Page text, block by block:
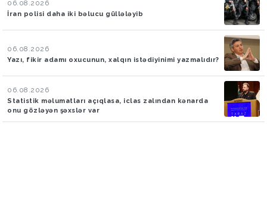
06.08.2026
İran polisi daha iki bəlucu güllələyib
06.08.2026
Yazı, fikir adamı oxucunun, xalqın istədiyinimi yazmalıdır?
06.08.2026
Statistik məlumatları açıqlasa, iclas zalından kənarda
onu gözləyən şəxslər var